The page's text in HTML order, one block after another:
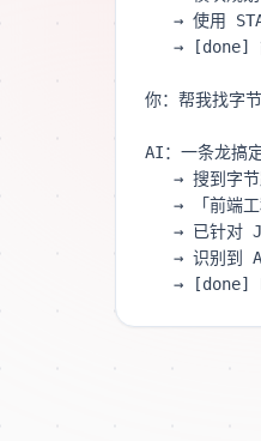
你：帮我找字
AI：一条龙搞定
→